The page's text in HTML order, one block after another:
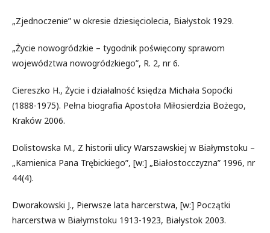
„Zjednoczenie” w okresie dziesięciolecia, Białystok 1929.
„Życie nowogródzkie – tygodnik poświęcony sprawom
województwa nowogródzkiego”, R. 2, nr 6.
Ciereszko H., Życie i działalność księdza Michała Sopoćki
(1888-1975). Pełna biografia Apostoła Miłosierdzia Bożego,
Kraków 2006.
Dolistowska M., Z historii ulicy Warszawskiej w Białymstoku –
„Kamienica Pana Trębickiego”, [w:] „Białostocczyzna” 1996, nr
44(4).
Dworakowski J., Pierwsze lata harcerstwa, [w:] Początki
harcerstwa w Białymstoku 1913-1923, Białystok 2003.